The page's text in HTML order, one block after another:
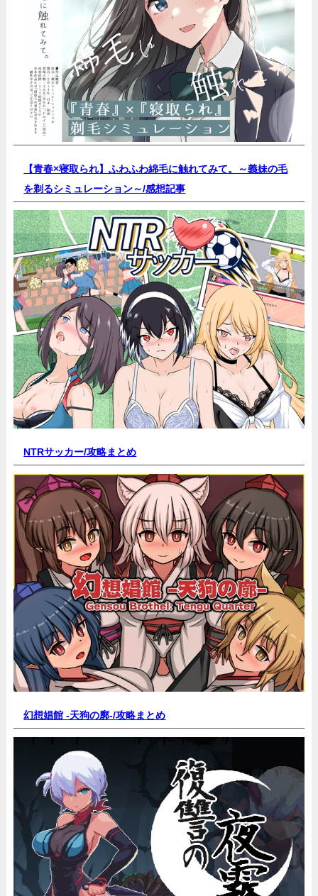
【青春×寝取られ】ふわふわ綿毛に触れてみて。～義妹の毛
を剃るシミュレーション～/感想記事
NTRサッカー/攻略まとめ
幻想娼館 -天狗の廓-/攻略まとめ